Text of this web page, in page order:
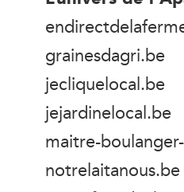
grainesdagri.be
jecliquelocal.be
jejardinelocal.be
maitre-
notrelaitanous.be